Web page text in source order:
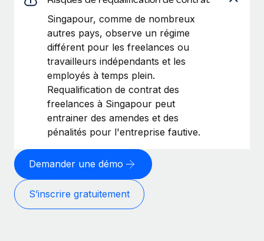
Singapour, comme de nombreux
autres pays, observe un régime
différent pour les freelances ou
travailleurs indépendants et les
employés à temps plein.
Requalification de contrat des
freelances à Singapour peut
entrainer des amendes et des
pénalités pour l'entreprise fautive.
Demander une démo
S’inscrire gratuitement